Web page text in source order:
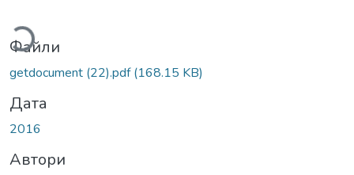
Файли
getdocument (22).pdf(168.15 KB)
Дата
2016
Автори